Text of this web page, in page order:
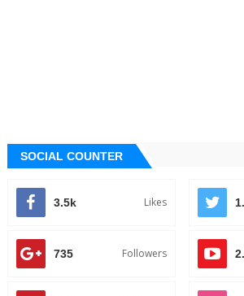
SOCIAL COUNTER
3.5k Likes
735 Followers